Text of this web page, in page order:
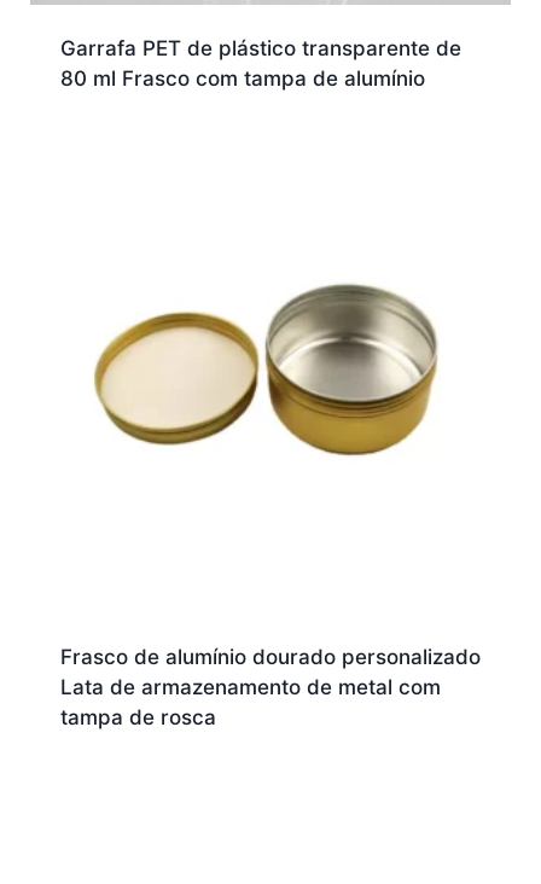
Garrafa PET de plástico transparente de
80 ml Frasco com tampa de alumínio
Frasco de alumínio dourado personalizado
Lata de armazenamento de metal com
tampa de rosca